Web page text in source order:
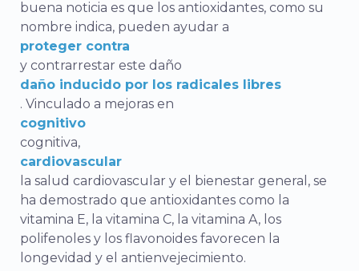
buena noticia es que los antioxidantes, como su
nombre indica, pueden ayudar a
proteger contra
y contrarrestar este daño
daño inducido por los radicales libres
. Vinculado a mejoras en
cognitivo
cognitiva,
cardiovascular
la salud cardiovascular y el bienestar general, se
ha demostrado que antioxidantes como la
vitamina E, la vitamina C, la vitamina A, los
polifenoles y los flavonoides favorecen la
longevidad y el antienvejecimiento.